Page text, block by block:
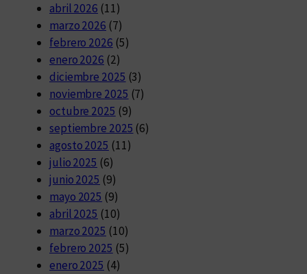
abril 2026 (11)
marzo 2026 (7)
febrero 2026 (5)
enero 2026 (2)
diciembre 2025 (3)
noviembre 2025 (7)
octubre 2025 (9)
septiembre 2025 (6)
agosto 2025 (11)
julio 2025 (6)
junio 2025 (9)
mayo 2025 (9)
abril 2025 (10)
marzo 2025 (10)
febrero 2025 (5)
enero 2025 (4)